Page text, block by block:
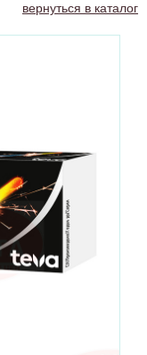
вернуться в каталог